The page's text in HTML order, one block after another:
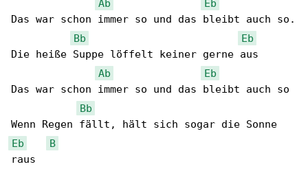
Ab
Eb
Das war schon immer so und das bleibt auch so.
Bb
Eb
Die heiße Suppe löffelt keiner gerne aus
Ab
Eb
Das war schon immer so und das bleibt auch so
Bb
Eb
B
raus